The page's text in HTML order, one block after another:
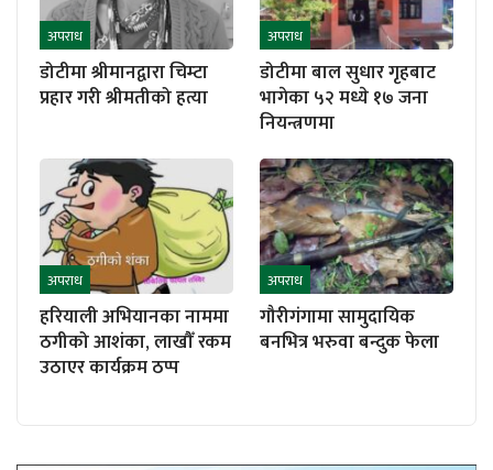
अपराध
डोटीमा श्रीमानद्वारा चिम्टा
प्रहार गरी श्रीमतीको हत्या
अपराध
डोटीमा बाल सुधार गृहबाट
भागेका ५२ मध्ये १७ जना
नियन्त्रणमा
अपराध
हरियाली अभियानका नाममा
ठगीको आशंका, लाखौँ रकम
उठाएर कार्यक्रम ठप्प
अपराध
गौरीगंगामा सामुदायिक
बनभित्र भरुवा बन्दुक फेला